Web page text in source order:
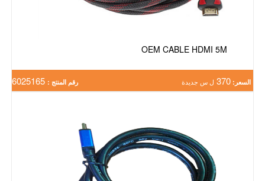
OEM CABLE HDMI 5M
السعر: 370 ل س جديدة رقم المنتج :